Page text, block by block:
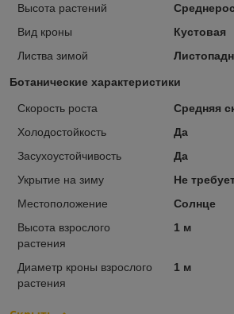
Высота растений
Вид кроны
Кустовая
Листва зимой
Ботанические характеристики
Скорость роста
Средняя
Холодостойкость
Да
Засухоустойчивость
Да
Укрытие на зиму
Не
Местоположение
Солнце
Высота взрослого
растения
1 м
Диаметр кроны взрослого
растения
1 м